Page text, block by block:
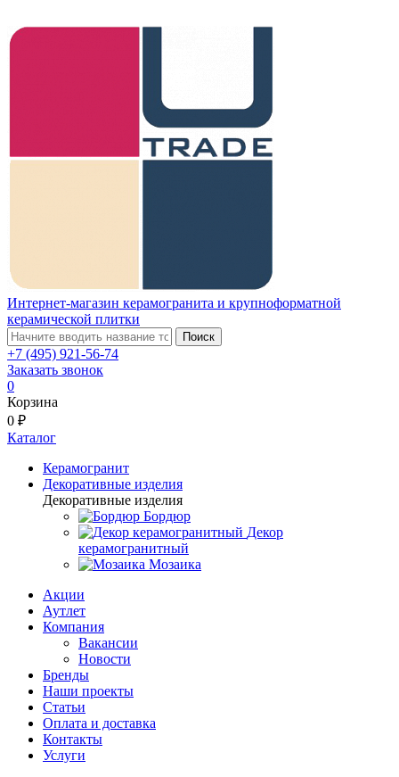
Интернет-магазин керамогранита и крупноформатной
керамической плитки
Поиск
+7 (495) 921-56-74
Заказать звонок
0
Корзина
0 ₽
Каталог
Керамогранит
Декоративные изделия
Декоративные изделия
Бордюр
Декор
керамогранитный
Мозаика
Акции
Аутлет
Компания
Вакансии
Новости
Бренды
Наши проекты
Статьи
Оплата и доставка
Контакты
Услуги